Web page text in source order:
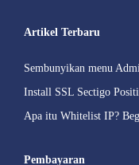
Artikel Terbaru
Sembunyikan menu
Install SSL Sectigo
Apa itu Whitelist IP?
Pembayaran